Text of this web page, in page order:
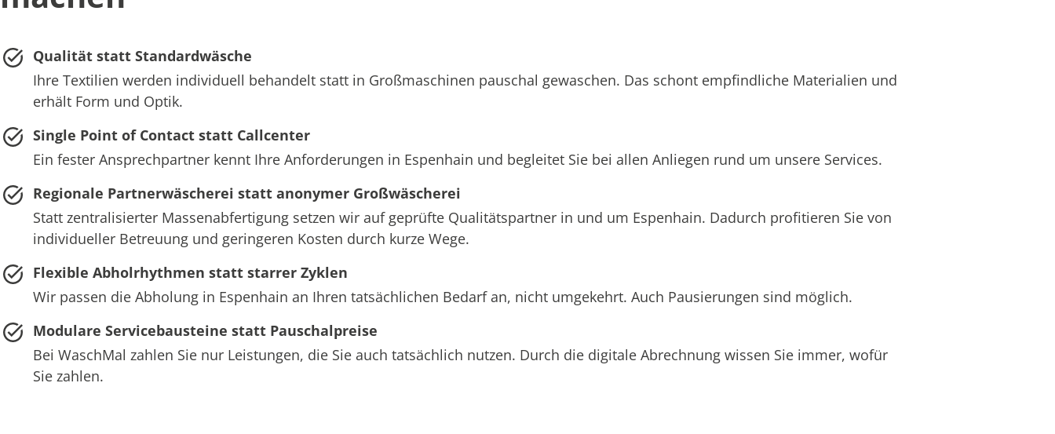
Qualität statt Standardwäsche
Ihre Textilien werden individuell behandelt statt in Großmaschinen pauschal gewaschen. Das schont empfindliche Materialien und
erhält Form und Optik.
Single Point of Contact statt Callcenter
Ein fester Ansprechpartner kennt Ihre Anforderungen in Espenhain und begleitet Sie bei allen Anliegen rund um unsere Services.
Regionale Partnerwäscherei statt anonymer Großwäscherei
Statt zentralisierter Massenabfertigung setzen wir auf geprüfte Qualitätspartner in und um Espenhain. Dadurch profitieren Sie von
individueller Betreuung und geringeren Kosten durch kurze Wege.
Flexible Abholrhythmen statt starrer Zyklen
Wir passen die Abholung in Espenhain an Ihren tatsächlichen Bedarf an, nicht umgekehrt. Auch Pausierungen sind möglich.
Modulare Servicebausteine statt Pauschalpreise
Bei WaschMal zahlen Sie nur Leistungen, die Sie auch tatsächlich nutzen. Durch die digitale Abrechnung wissen Sie immer, wofür
Sie zahlen.